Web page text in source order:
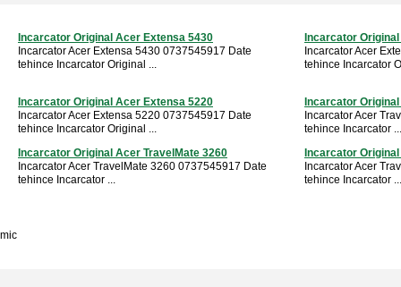
Incarcator Original Acer Extensa 5430
Incarcator Acer Extensa 5430 0737545917 Date
tehince Incarcator Original ...
Incarcator
Incarcator Acer
tehince Incarcator
Incarcator Original Acer Extensa 5220
Incarcator Acer Extensa 5220 0737545917 Date
tehince Incarcator Original ...
Incarcator
Incarcator Acer
tehince Incarcator ...
Incarcator Original Acer TravelMate 3260
Incarcator Acer TravelMate 3260 0737545917 Date
tehince Incarcator ...
Incarcator
Incarcator Acer
tehince Incarcator ...
mic